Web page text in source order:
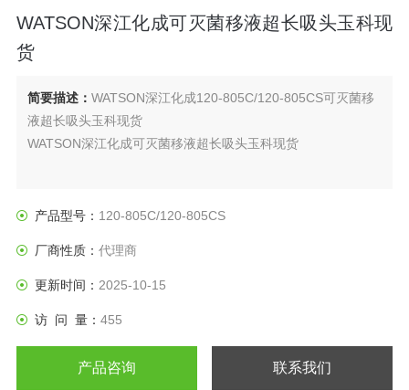
WATSON深江化成可灭菌移液超长吸头玉科现
货
简要描述： WATSON深江化成120-805C/120-805CS可灭菌移
液超长吸头玉科现货
WATSON深江化成可灭菌移液超长吸头玉科现货
服务
产品型号： 120-805C/120-805CS
厂商性质： 代理商
更新时间： 2025-10-15
访 问 量： 455
产品咨询 联系我们